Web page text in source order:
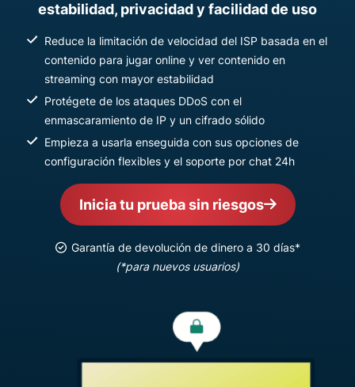
estabilidad, privacidad y facilidad de uso
Reduce la limitación de velocidad del ISP basada en el
contenido para jugar online y ver contenido en
streaming con mayor estabilidad
Protégete de los ataques DDoS con el
enmascaramiento de IP y un cifrado sólido
Empieza a usarla enseguida con sus opciones de
configuración flexibles y el soporte por chat 24h
Inicia tu prueba sin riesgos
Garantía de devolución de dinero a 30 días*
(*para nuevos usuarios)